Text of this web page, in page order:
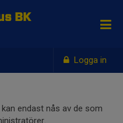
Logga in
BK
endast nås av de som